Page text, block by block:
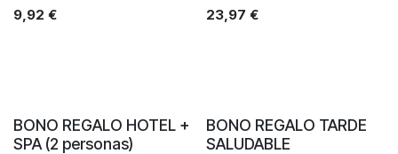
9,92 € 23,97 €
BONO REGALO HOTEL +
SPA (2 personas)
BONO REGALO TARDE
SALUDABLE